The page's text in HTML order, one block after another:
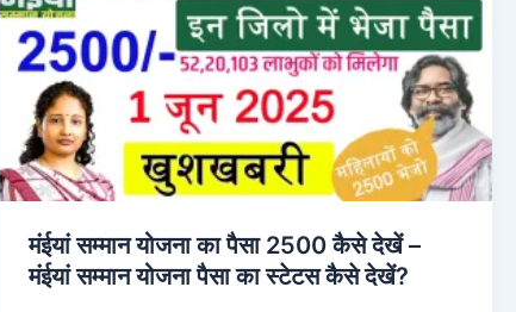
मंईयां सम्मान योजना का पैसा 2500 कैसे देखें –
मंईयां सम्मान योजना पैसा का स्टेटस कैसे देखें?